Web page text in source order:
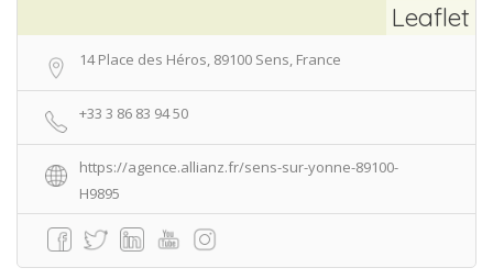
Leaflet
14 Place des Héros, 89100 Sens, France
+33 3 86 83 94 50
https://agence.allianz.fr/sens-sur-yonne-89100-
H9895